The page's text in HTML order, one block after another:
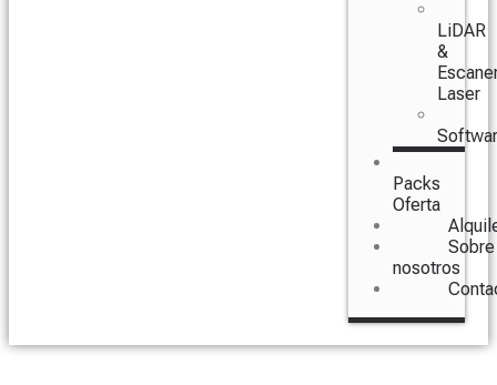
LiDAR
&
Laser
Packs
Oferta
Sobre
nosotros